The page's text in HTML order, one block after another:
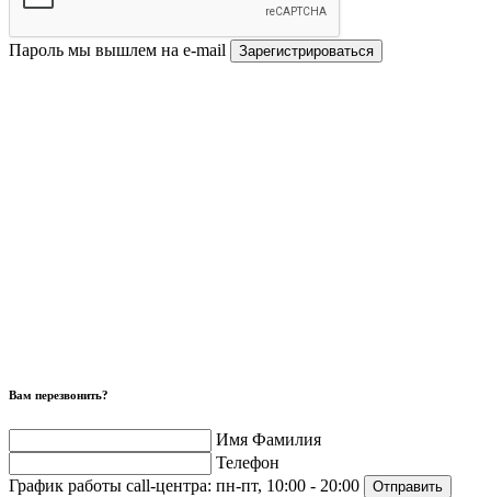
Пароль мы вышлем на e-mail Зарегистрироваться
Вам перезвонить?
Имя Фамилия
Телефон
График работы call-центра: пн-пт, 10:00 - 20:00 Отправить